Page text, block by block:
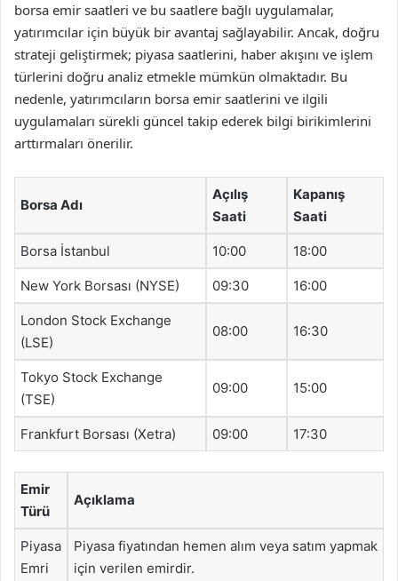
borsa emir saatleri ve bu saatlere bağlı uygulamalar,
yatırımcılar için büyük bir avantaj sağlayabilir. Ancak, doğru
strateji geliştirmek; piyasa saatlerini, haber akışını ve işlem
türlerini doğru analiz etmekle mümkün olmaktadır. Bu
nedenle, yatırımcıların borsa emir saatlerini ve ilgili
uygulamaları sürekli güncel takip ederek bilgi birikimlerini
arttırmaları önerilir.
Borsa Adı
Açılış
Saati
Kapanış
Saati
Borsa İstanbul 10:00 18:00
New York Borsası (NYSE) 09:30 16:00
London Stock Exchange
(LSE)
08:00 16:30
Tokyo Stock Exchange
(TSE)
09:00 15:00
Frankfurt Borsası (Xetra) 09:00 17:30
Emir
Türü
Açıklama
Piyasa
Emri
Piyasa fiyatından hemen alım veya satım yapmak
için verilen emirdir.